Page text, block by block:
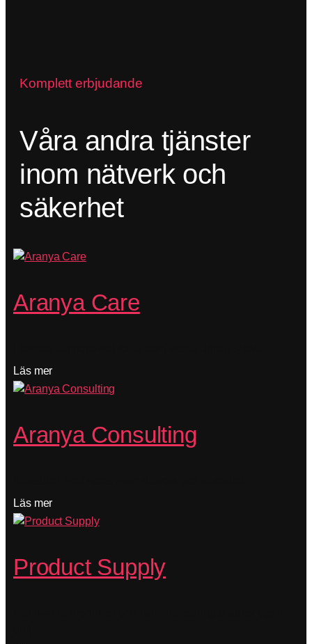
Komplett erbjudande
Våra andra tjänster
inom nätverk och
säkerhet
Aranya Care
Läs mer
Aranya Consulting
Läs mer
Product Supply